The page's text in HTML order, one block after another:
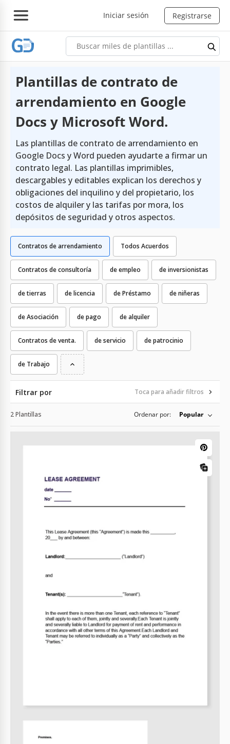
Iniciar sesión Registrarse
Plantillas de contrato de
arrendamiento en Google
Docs y Microsoft Word.
Las plantillas de contrato de arrendamiento en
Google Docs y Word pueden ayudarte a firmar un
contrato legal. Las plantillas imprimibles,
descargables y editables explican los derechos y
obligaciones del inquilino y del propietario, los
costos de alquiler y las tarifas por mora, los
depósitos de seguridad y otros aspectos.
Todos Acuerdos
Contratos de consultoría de empleo de inversionistas
de tierras
Contratos de arrendamiento
de licencia de Préstamo de niñeras
de Asociación de pago de alquiler
Contratos de venta. de servicio de patrocinio
de Trabajo
Filtrar por Toca para añadir filtros
2 Plantillas Ordenar por: Popular